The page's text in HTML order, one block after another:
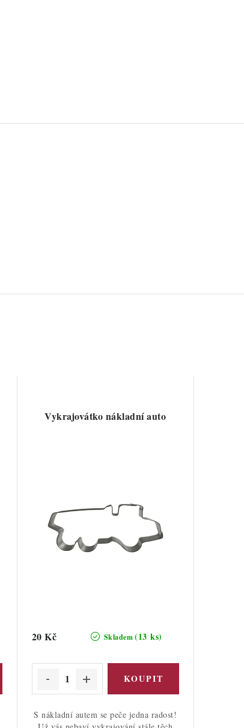
Vykrajovátko nákladní auto
Skladem(13 ks)
20 Kč
S nákladní autem se peče jedna radost!